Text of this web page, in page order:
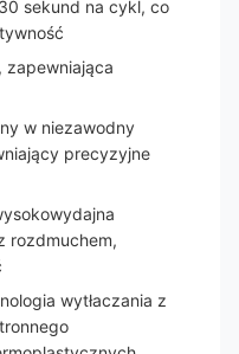
sekund na cykl, co
zapewniająca
w niezawodny
precyzyjne
rozdmuchem,
wytłaczania z